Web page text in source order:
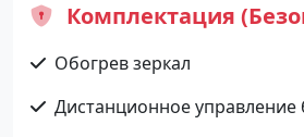
Комплектация
Обогрев зеркал
Дистанционное управление